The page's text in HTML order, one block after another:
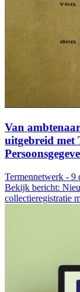
Van
uitgebreid met
Termennetwerk - 9
Bekijk bericht:
collectieregistratie